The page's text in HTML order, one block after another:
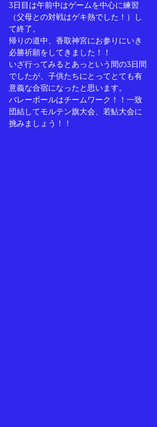
3日目は午前中はゲームを中心に練習
（父母との対戦はゲキ熱でした！）し
て終了。
帰りの道中、香取神宮にお参りにいき
必勝祈願をしてきました！！
いざ行ってみるとあっという間の3日間
でしたが、子供たちにとってとても有
意義な合宿になったと思います。
バレーボールはチームワーク！！一致
団結してモルテン旗大会、若鮎大会に
挑みましょう！！